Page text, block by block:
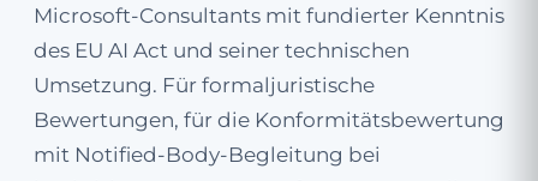
Microsoft-Consultants mit fundierter Kenntnis
des EU AI Act und seiner technischen
Umsetzung. Für formaljuristische
Bewertungen, für die Konformitätsbewertung
mit Notified-Body-Begleitung bei